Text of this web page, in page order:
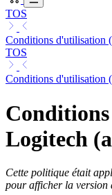
TOS
Conditions d'utilisation
TOS
Conditions d'utilisation
Logitech
Cette politique était
pour afficher la version